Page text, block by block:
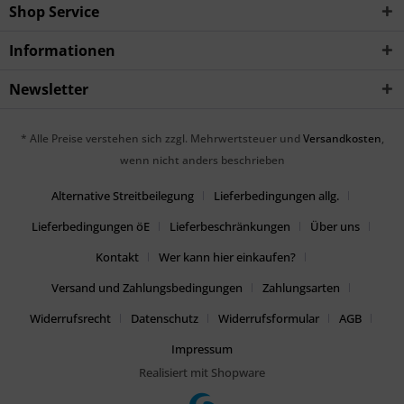
Shop Service
Informationen
Newsletter
* Alle Preise verstehen sich zzgl. Mehrwertsteuer und Versandkosten,
wenn nicht anders beschrieben
Alternative Streitbeilegung
Lieferbedingungen allg.
Lieferbedingungen öE
Lieferbeschränkungen
Über uns
Kontakt
Wer kann hier einkaufen?
Versand und Zahlungsbedingungen
Zahlungsarten
Widerrufsrecht
Datenschutz Widerrufsformular
AGB
Impressum
Realisiert mit Shopware